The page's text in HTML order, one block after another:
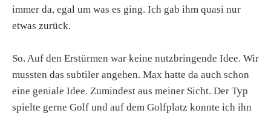
immer da, egal um was es ging. Ich gab ihm quasi nur
etwas zurück.
So. Auf den Erstürmen war keine nutzbringende Idee. Wir
mussten das subtiler angehen. Max hatte da auch schon
eine geniale Idee. Zumindest aus meiner Sicht. Der Typ
spielte gerne Golf und auf dem Golfplatz konnte ich ihn